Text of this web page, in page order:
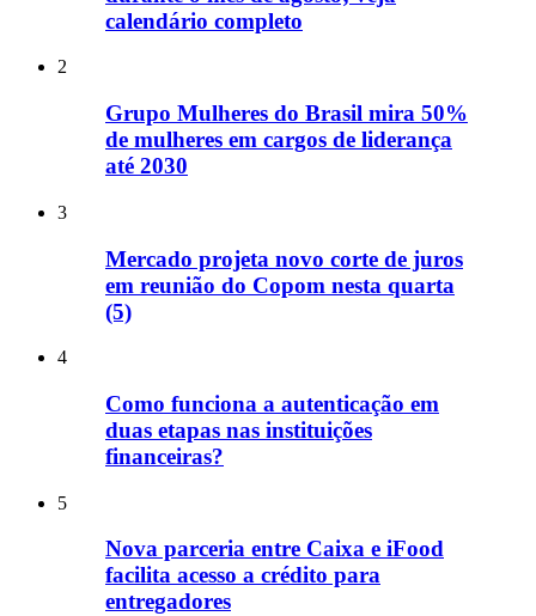
calendário completo
2
Grupo Mulheres do Brasil mira 50%
de mulheres em cargos de liderança
até 2030
3
Mercado projeta novo corte de juros
em reunião do Copom nesta quarta
(5)
4
Como funciona a autenticação em
duas etapas nas instituições
financeiras?
5
Nova parceria entre Caixa e iFood
facilita acesso a crédito para
entregadores